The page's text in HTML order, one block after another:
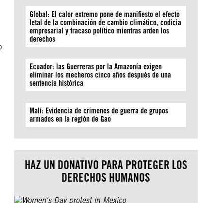
Global: El calor extremo pone de manifiesto el efecto
letal de la combinación de cambio climático, codicia
empresarial y fracaso político mientras arden los
derechos
Ecuador: las Guerreras por la Amazonía exigen
eliminar los mecheros cinco años después de una
sentencia histórica
Malí: Evidencia de crímenes de guerra de grupos
armados en la región de Gao
HAZ UN DONATIVO PARA PROTEGER LOS
DERECHOS HUMANOS